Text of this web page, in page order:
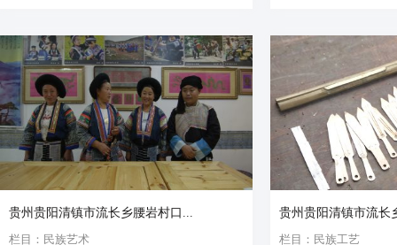
贵州贵阳清镇市流长乡腰岩村口...
栏目：民族艺术
贵州贵阳清镇市流长
栏目：民族工艺